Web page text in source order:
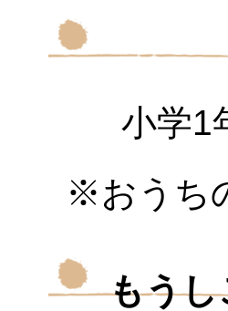
小学
※おうち
もうし